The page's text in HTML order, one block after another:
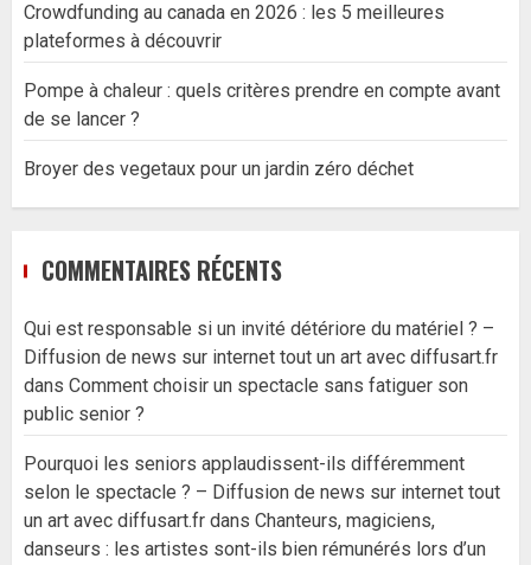
Crowdfunding au canada en 2026 : les 5 meilleures
plateformes à découvrir
Pompe à chaleur : quels critères prendre en compte avant
de se lancer ?
Broyer des vegetaux pour un jardin zéro déchet
COMMENTAIRES RÉCENTS
Qui est responsable si un invité détériore du matériel ? –
Diffusion de news sur internet tout un art avec diffusart.fr
dans Comment choisir un spectacle sans fatiguer son
public senior ?
Pourquoi les seniors applaudissent-ils différemment
selon le spectacle ? – Diffusion de news sur internet tout
un art avec diffusart.fr dans Chanteurs, magiciens,
danseurs : les artistes sont-ils bien rémunérés lors d’un